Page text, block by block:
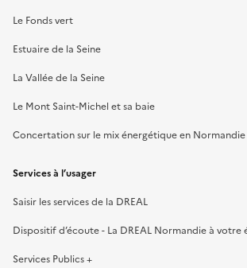
Le Fonds vert
Estuaire de la Seine
La Vallée de la Seine
Le Mont Saint-Michel et sa baie
Concertation sur le mix énergétique en Normandie
Services à l’usager
Saisir les services de la DREAL
Dispositif d’écoute - La DREAL Normandie à votre
Services Publics +